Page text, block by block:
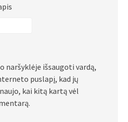
naršyklėje išsaugoti vardą,
puslapį, kad jų
kai kitą kartą vėl